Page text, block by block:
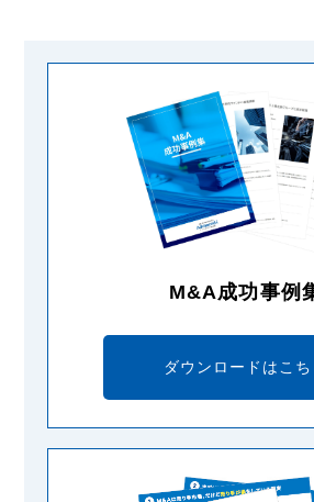
M&A成功事例
ダウンロードはこち